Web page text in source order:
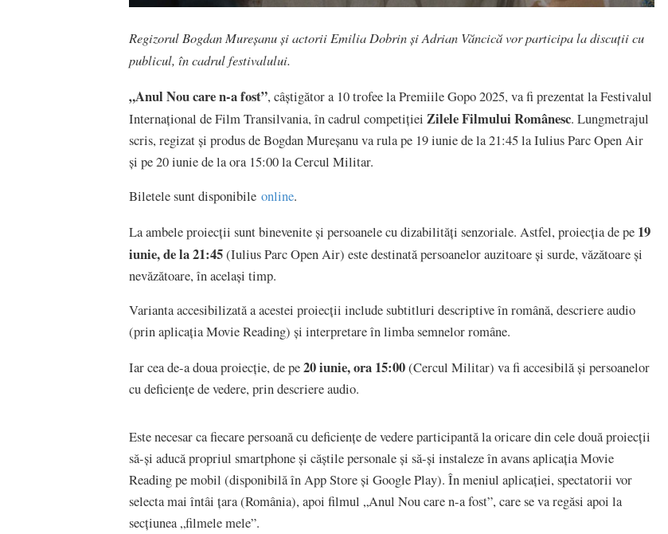
Regizorul Bogdan Mureșanu și actorii Emilia Dobrin și Adrian Văncică vor participa la discuții cu
publicul, în cadrul festivalului.
„Anul Nou care n-a fost”, câștigător a 10 trofee la Premiile Gopo 2025, va fi prezentat la Festivalul
Internațional de Film Transilvania, în cadrul competiției Zilele Filmului Românesc. Lungmetrajul
scris, regizat și produs de Bogdan Mureșanu va rula pe 19 iunie de la 21:45 la Iulius Parc Open Air
și pe 20 iunie de la ora 15:00 la Cercul Militar.
Biletele sunt disponibile online.
La ambele proiecții sunt binevenite și persoanele cu dizabilități senzoriale. Astfel, proiecția de pe 19
iunie, de la 21:45(Iulius Parc Open Air) este destinată persoanelor auzitoare și surde, văzătoare și
nevăzătoare, în același timp.
Varianta accesibilizată a acestei proiecții include subtitluri descriptive în română, descriere audio
(prin aplicația Movie Reading) și interpretare în limba semnelor române.
Iar cea de-a doua proiecție, de pe20 iunie, ora 15:00(Cercul Militar) va fi accesibilă și persoanelor
cu deficiențe de vedere, prin descriere audio.
Este necesar ca fiecare persoană cu deficiențe de vedere participantă la oricare din cele două proiecții
să-și aducă propriul smartphone și căștile personale și să-și instaleze în avans aplicația Movie
Reading pe mobil (disponibilă în App Store și Google Play). În meniul aplicației, spectatorii vor
selecta mai întâi țara (România), apoi filmul „Anul Nou care n-a fost”, care se va regăsi apoi la
secțiunea „filmele mele”.